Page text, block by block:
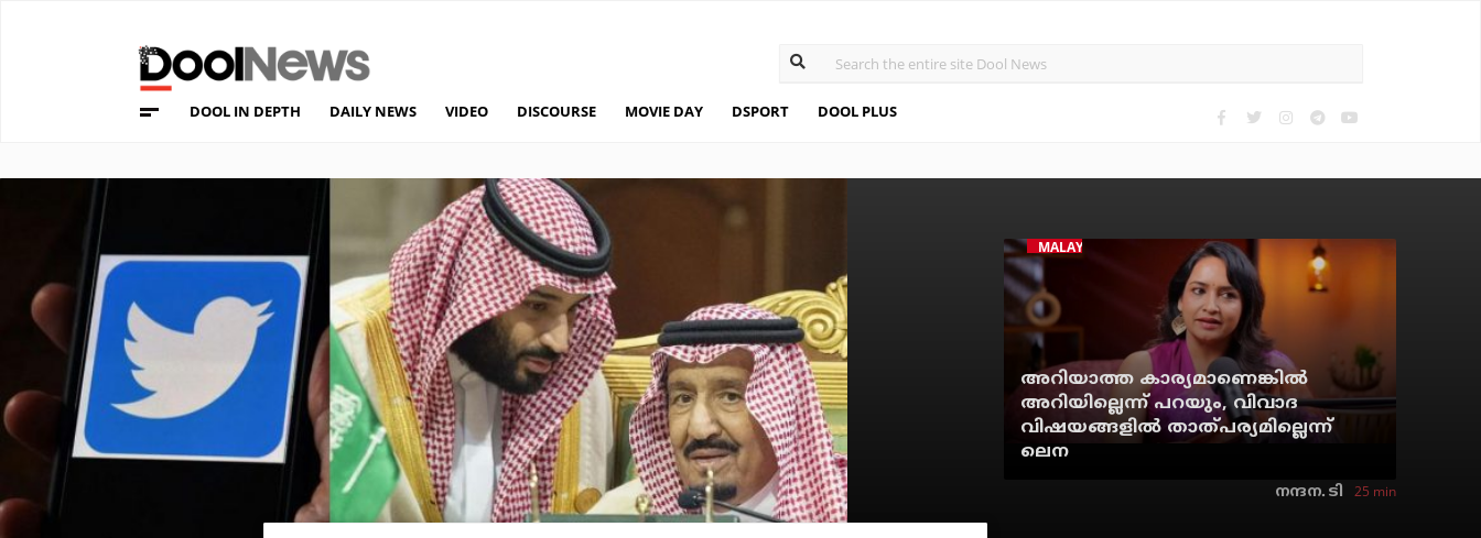
DOOL IN DEPTH DAILY NEWS VIDEO DISCOURSE MOVIE DAY DSPORT DOOL PLUS
MALAYALAM CINEMA
അറിയാത്ത കാര്യമാണെങ്കിൽ
അറിയില്ലെന്ന് പറയും, വിവാദ
വിഷയങ്ങളിൽ താത്പര്യമില്ലെന്ന്
ലെന
നന്ദന. ടി 25 min